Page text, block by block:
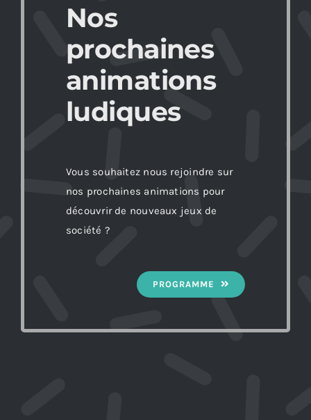
Nos
prochaines
animations
ludiques
Vous souhaitez nous rejoindre sur
nos prochaines animations pour
découvrir de nouveaux jeux de
société ?
PROGRAMME